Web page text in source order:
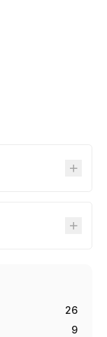
26
9